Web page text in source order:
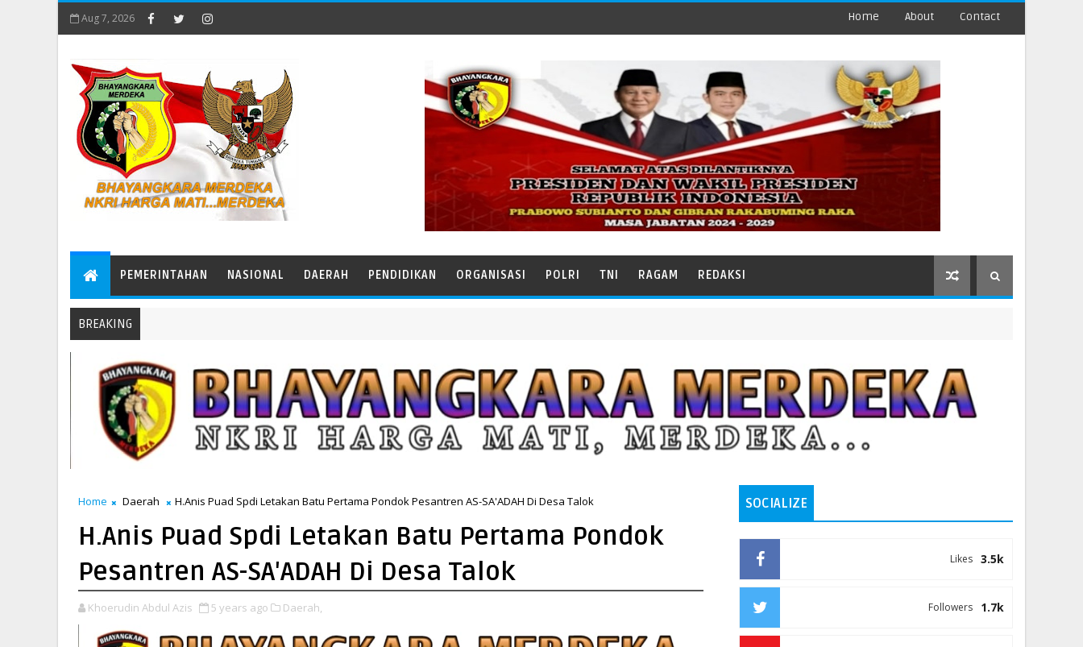
Aug 7, 2026 Home About Contact
PEMERINTAHAN NASIONAL DAERAH PENDIDIKAN ORGANISASI POLRI TNI RAGAM REDAKSI
BREAKING
Home Daerah H.Anis Puad Spdi Letakan Batu Pertama Pondok Pesantren AS-SA'ADAH Di Desa Talok
H.Anis Puad Spdi Letakan Batu Pertama Pondok
Pesantren AS-SA'ADAH Di Desa Talok
Khoerudin Abdul Azis 5 years ago Daerah,
SOCIALIZE
3.5k
Likes
1.7k
Followers